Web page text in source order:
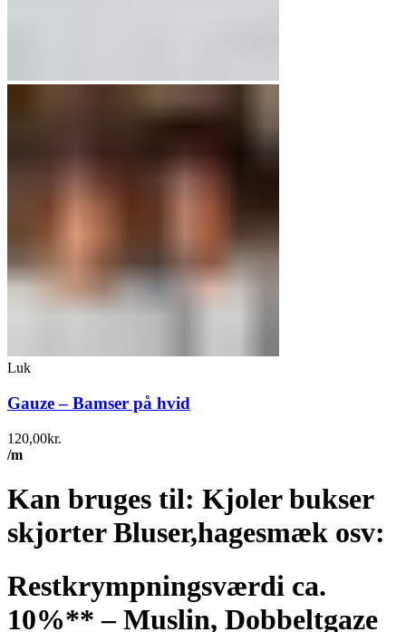
Luk
Gauze – Bamser på hvid
120,00kr.
/m
Kan bruges til: Kjoler bukser
skjorter Bluser,hagesmæk osv:
Restkrympningsværdi ca.
10%** – Muslin, Dobbeltgaze